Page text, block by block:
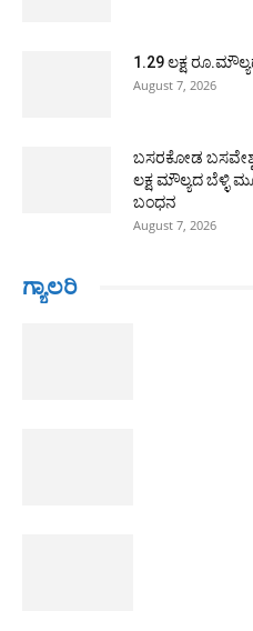
1.29 ಲಕ್ಷ
August 7, 2026
ಬಸರಕೋಡ
ಲಕ್ಷ ಮೌಲ್ಯದ ಬೆಳ್ಳಿ
ಬಂಧನ
August 7, 2026
ಗ್ಯಾಲರಿ